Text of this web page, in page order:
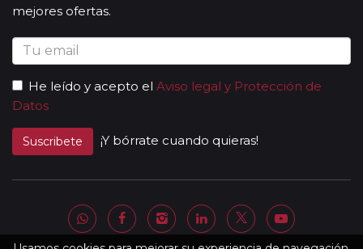
mejores ofertas.
He leído y acepto el Aviso legal y Protección de
Datos
Suscribete ¡Y bórrate cuando quieras!